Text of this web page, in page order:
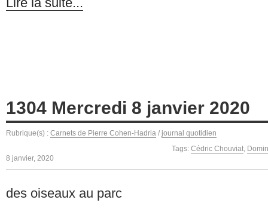
1304 Mercredi 8 janvier 2020
Rubrique(s) : Carnets de Pierre Cohen-Hadria / journal quotidien
Tags: Cédric Chouviat,
8 janvier, 2020
des oiseaux au parc